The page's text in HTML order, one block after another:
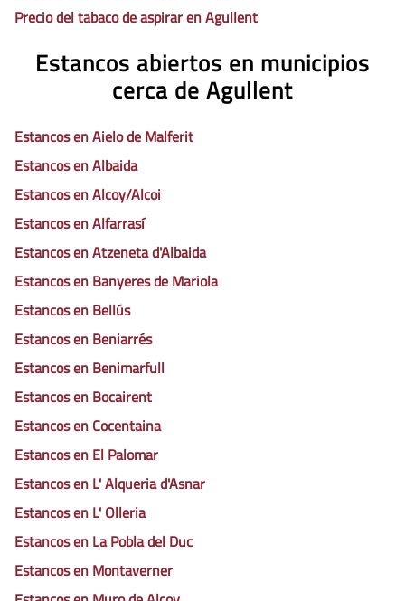
Precio del tabaco de aspirar en Agullent
Estancos abiertos en municipios
cerca de Agullent
Estancos en Aielo de Malferit
Estancos en Albaida
Estancos en Alcoy/Alcoi
Estancos en Alfarrasí
Estancos en Atzeneta d'Albaida
Estancos en Banyeres de Mariola
Estancos en Bellús
Estancos en Beniarrés
Estancos en Benimarfull
Estancos en Bocairent
Estancos en Cocentaina
Estancos en El Palomar
Estancos en L' Alqueria d'Asnar
Estancos en L' Olleria
Estancos en La Pobla del Duc
Estancos en Montaverner